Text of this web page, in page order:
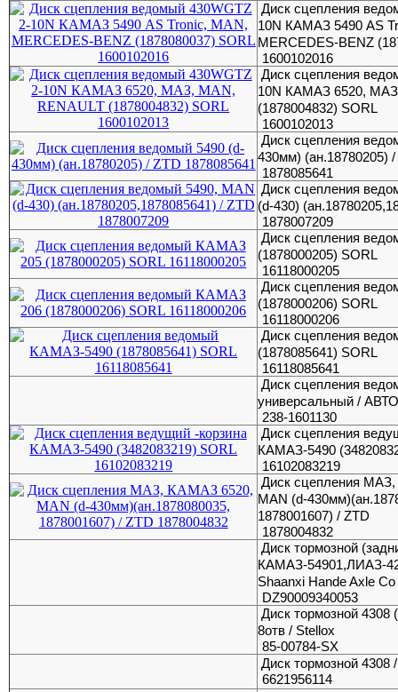
Диск сцепления
10N КАМАЗ 5490 AS
MERCEDES-BENZ
1600102016
Диск сцепления
10N КАМАЗ 6520,
(1878004832) SORL
1600102013
Диск сцепления
430мм) (ан.18780205)
1878085641
Диск сцепления
(d-430)
1878007209
Диск сцепления
(1878000205) SORL
16118000205
Диск сцепления
(1878000206) SORL
16118000206
Диск сцепления
(1878085641) SORL
16118085641
Диск сцепления
универсальный /
238-1601130
Диск сцепления
КАМАЗ-5490
16102083219
Диск сцепления
MAN (d-
1878001607) / ZTD
1878004832
Диск тормозной
КАМАЗ-54901,ЛИАЗ-
Shaanxi Hande Axle
DZ90009340053
Диск тормозной 4308
8отв / Stellox
85-00784-SX
Диск тормозной 4308
6621956114